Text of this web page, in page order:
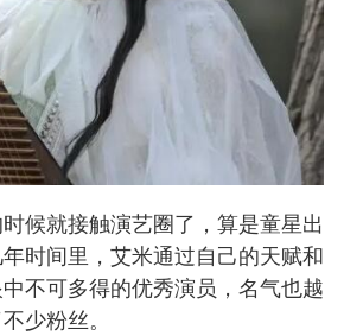
就接触演艺圈了，算是童星出
时间里，艾米通过自己的天赋和
不可多得的优秀演员，名气也越
少粉丝。